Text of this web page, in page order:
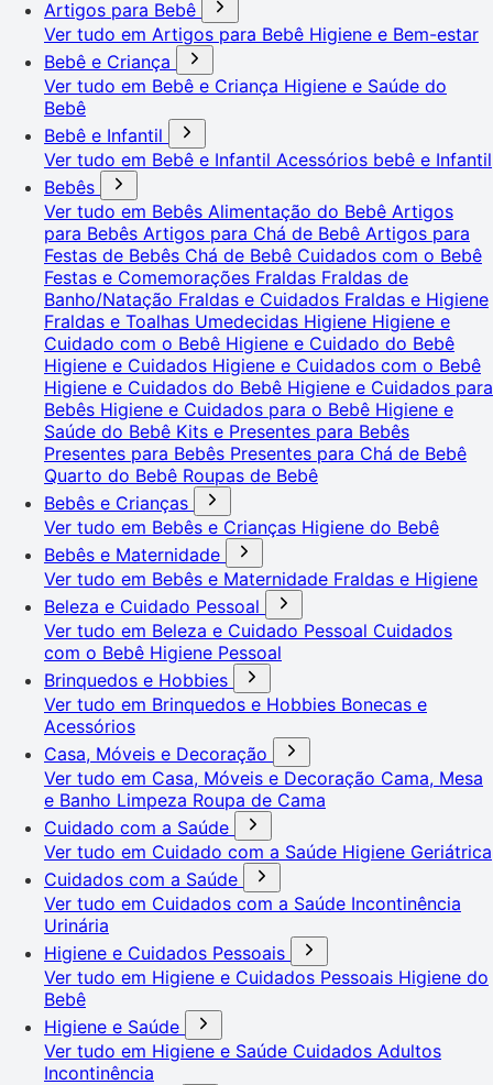
Artigos para Bebê
Ver tudo em Artigos para Bebê Higiene e Bem-estar
Bebê e Criança
Ver tudo em Bebê e Criança Higiene e Saúde do
Bebê
Bebê e Infantil
Ver tudo em Bebê e Infantil Acessórios bebê e Infantil
Bebês
Ver tudo em Bebês Alimentação do Bebê Artigos
para Bebês Artigos para Chá de Bebê Artigos para
Festas de Bebês Chá de Bebê Cuidados com o Bebê
Festas e Comemorações Fraldas Fraldas de
Banho/Natação Fraldas e Cuidados Fraldas e Higiene
Fraldas e Toalhas Umedecidas Higiene Higiene e
Cuidado com o Bebê Higiene e Cuidado do Bebê
Higiene e Cuidados Higiene e Cuidados com o Bebê
Higiene e Cuidados do Bebê Higiene e Cuidados para
Bebês Higiene e Cuidados para o Bebê Higiene e
Saúde do Bebê Kits e Presentes para Bebês
Presentes para Bebês Presentes para Chá de Bebê
Quarto do Bebê Roupas de Bebê
Bebês e Crianças
Ver tudo em Bebês e Crianças Higiene do Bebê
Bebês e Maternidade
Ver tudo em Bebês e Maternidade Fraldas e Higiene
Beleza e Cuidado Pessoal
Ver tudo em Beleza e Cuidado Pessoal Cuidados
com o Bebê Higiene Pessoal
Brinquedos e Hobbies
Ver tudo em Brinquedos e Hobbies Bonecas e
Acessórios
Casa, Móveis e Decoração
Ver tudo em Casa, Móveis e Decoração Cama, Mesa
e Banho Limpeza Roupa de Cama
Cuidado com a Saúde
Ver tudo em Cuidado com a Saúde Higiene Geriátrica
Cuidados com a Saúde
Ver tudo em Cuidados com a Saúde Incontinência
Urinária
Higiene e Cuidados Pessoais
Ver tudo em Higiene e Cuidados Pessoais Higiene do
Bebê
Higiene e Saúde
Ver tudo em Higiene e Saúde Cuidados Adultos
Incontinência